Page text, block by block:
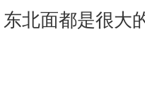
北面都是很大